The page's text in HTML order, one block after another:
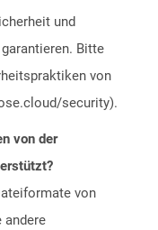
und
Bitte
von
security).
von der
von
andere